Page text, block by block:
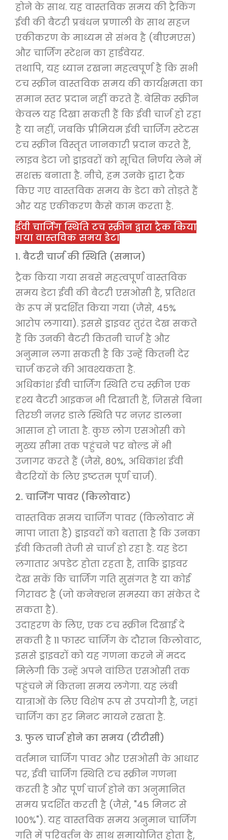
होने के साथ. यह वास्तविक समय की ट्रैकिंग
ईवी की बैटरी प्रबंधन प्रणाली के साथ सहज
एकीकरण के माध्यम से संभव है (बीएमएस)
और चार्जिंग स्टेशन का हार्डवेयर.
तथापि, यह ध्यान रखना महत्वपूर्ण है कि सभी
टच स्क्रीन वास्तविक समय की कार्यक्षमता का
समान स्तर प्रदान नहीं करते हैं. बेसिक स्क्रीन
केवल यह दिखा सकती हैं कि ईवी चार्ज हो रहा
है या नहीं, जबकि प्रीमियम ईवी चार्जिंग स्टेटस
टच स्क्रीन विस्तृत जानकारी प्रदान करते हैं,
लाइव डेटा जो ड्राइवरों को सूचित निर्णय लेने में
सशक्त बनाता है. नीचे, हम उनके द्वारा ट्रैक
किए गए वास्तविक समय के डेटा को तोड़ते हैं
और यह एकीकरण कैसे काम करता है.
ईवी चार्जिंग स्थिति टच स्क्रीन द्वारा ट्रैक किया
गया वास्तविक समय डेटा
1. बैटरी चार्ज की स्थिति (समाज)
ट्रैक किया गया सबसे महत्वपूर्ण वास्तविक
समय डेटा ईवी की बैटरी एसओसी है, प्रतिशत
के रूप में प्रदर्शित किया गया (जैसे, 45%
आरोप लगाया). इससे ड्राइवर तुरंत देख सकते
हैं कि उनकी बैटरी कितनी चार्ज है और
अनुमान लगा सकती है कि उन्हें कितनी देर
चार्ज करने की आवश्यकता है.
अधिकांश ईवी चार्जिंग स्थिति टच स्क्रीन एक
दृश्य बैटरी आइकन भी दिखाती हैं, जिससे बिना
तिरछी नज़र डाले स्थिति पर नज़र डालना
आसान हो जाता है. कुछ लोग एसओसी को
मुख्य सीमा तक पहुंचने पर बोल्ड में भी
उजागर करते हैं (जैसे, 80%, अधिकांश ईवी
बैटरियों के लिए इष्टतम पूर्ण चार्ज).
2. चार्जिंग पावर (किलोवाट)
वास्तविक समय चार्जिंग पावर (किलोवाट में
मापा जाता है) ड्राइवरों को बताता है कि उनका
ईवी कितनी तेजी से चार्ज हो रहा है. यह डेटा
लगातार अपडेट होता रहता है, ताकि ड्राइवर
देख सकें कि चार्जिंग गति सुसंगत है या कोई
गिरावट है (जो कनेक्शन समस्या का संकेत दे
सकता है).
उदाहरण के लिए, एक टच स्क्रीन दिखाई दे
सकती है 11 फास्ट चार्जिंग के दौरान किलोवाट,
इससे ड्राइवरों को यह गणना करने में मदद
मिलेगी कि उन्हें अपने वांछित एसओसी तक
पहुंचने में कितना समय लगेगा. यह लंबी
यात्राओं के लिए विशेष रूप से उपयोगी है, जहां
चार्जिंग का हर मिनट मायने रखता है.
3. फुल चार्ज होने का समय (टीटीसी)
वर्तमान चार्जिंग पावर और एसओसी के आधार
पर, ईवी चार्जिंग स्थिति टच स्क्रीन गणना
करती है और पूर्ण चार्ज होने का अनुमानित
समय प्रदर्शित करती है (जैसे, "45 मिनट से
100%"). यह वास्तविक समय अनुमान चार्जिंग
गति में परिवर्तन के साथ समायोजित होता है,